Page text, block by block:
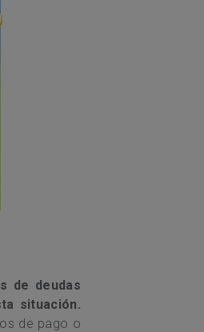
de deudas
situación.
de pago o